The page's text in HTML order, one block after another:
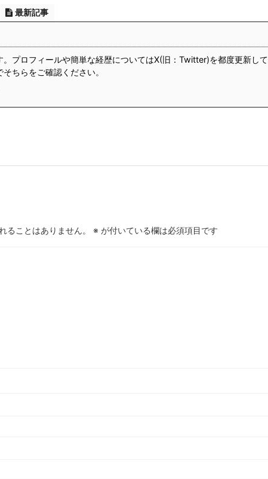
最新記事
。プロフィールや簡単な経歴についてはX(旧：Twitter)を都度更新して
そちらをご確認ください。
ることはありません。 ※ が付いている欄は必須項目です